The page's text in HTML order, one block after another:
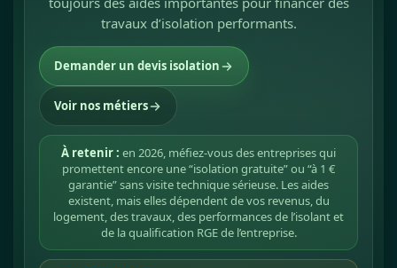
travaux d’isolation performants.
Demander un devis isolation
Voir nos métiers
À retenir : en 2026, méfiez-vous des entreprises qui
promettent encore une “isolation gratuite” ou “à 1 €
garantie” sans visite technique sérieuse. Les aides
existent, mais elles dépendent de vos revenus, du
logement, des travaux, des performances de l’isolant et
de la qualification RGE de l’entreprise.